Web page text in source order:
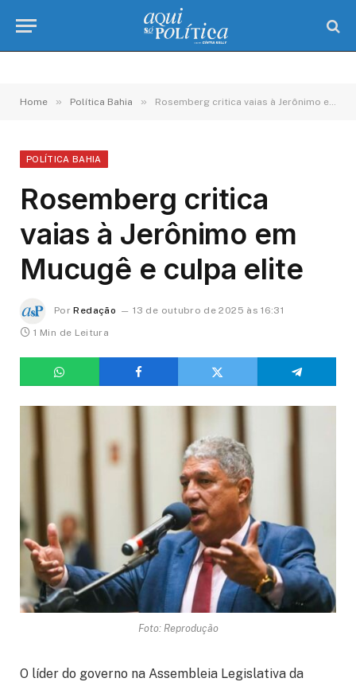
Home » Política Bahia » Rosemberg critica vaias à Jerônimo em Mucugê e culpa elite
POLÍTICA BAHIA
Rosemberg critica
vaias à Jerônimo em
Mucugê e culpa elite
Por Redação
13 de outubro de 2025 às 16:31
1 Min de Leitura
Foto: Reprodução
O líder do governo na Assembleia Legislativa da